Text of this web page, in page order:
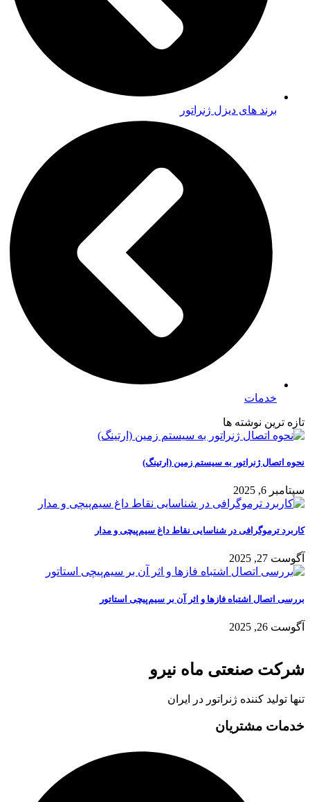
برند های دیزل ژنراتور
خدمات
تازه ترین نوشته ها
نحوه اتصال ژنراتور به سیستم زمین (ارتینگ)
سپتامبر 6, 2025
کاربرد ترموگرافی در شناسایی نقاط داغ سیم‌پیچی و مدار
آگوست 27, 2025
بررسی اتصال اشتباه فازها و اثر آن بر سیم‌پیچی استاتور
آگوست 26, 2025
شرکت صنعتی ماه نیرو
تنها تولید کننده ژنراتور در ایران
خدمات مشتریان